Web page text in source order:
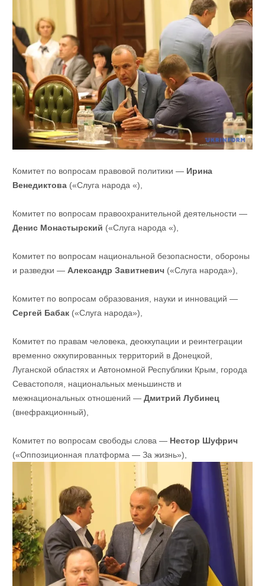
Комитет по вопросам правовой политики — Ирина
Венедиктова(«Слуга народа «),
Комитет по вопросам правоохранительной деятельности —
Денис Монастырский («Слуга народа «),
Комитет по вопросам национальной безопасности, обороны
и разведки — Александр Завитневич(«Слуга народа»),
Комитет по вопросам образования, науки и инноваций —
Сергей Бабак(«Слуга народа»),
Комитет по правам человека, деоккупации и реинтеграции
временно оккупированных территорий в Донецкой,
Луганской областях и Автономной Республики Крым, города
Севастополя, национальных меньшинств и
межнациональных отношений — Дмитрий Лубинец
(внефракционный),
Комитет по вопросам свободы слова — Нестор Шуфрич
(«Оппозиционная платформа — За жизнь»),